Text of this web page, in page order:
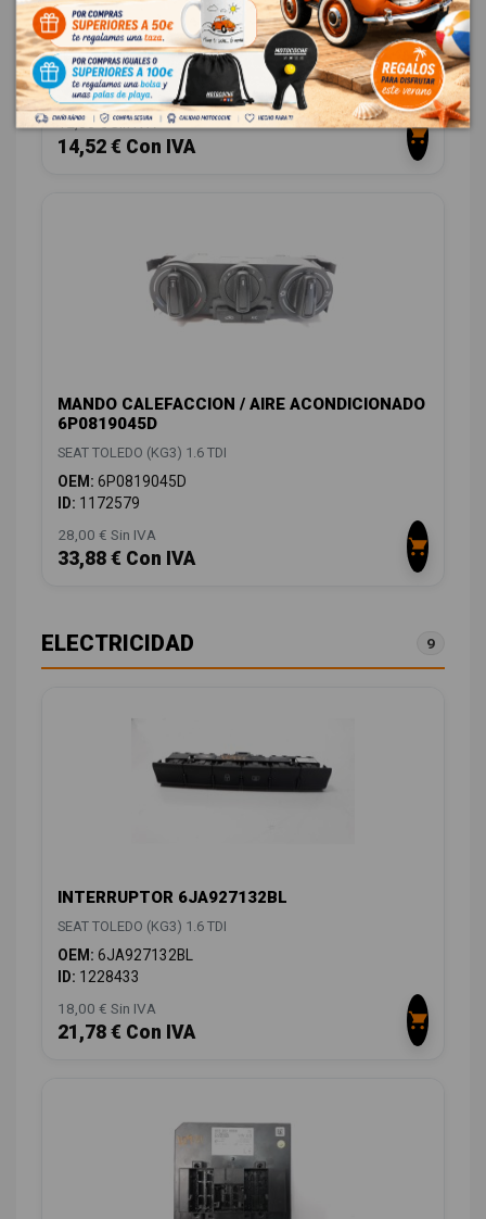
RESISTENCIA CALEFACCION 6Q0959263A
SEAT TOLEDO (KG3) 1.6 TDI
OEM:6Q0959263A
ID:1172554
12,00 € Sin IVA
14,52 € Con IVA
MANDO CALEFACCION / AIRE ACONDICIONADO
6P0819045D
SEAT TOLEDO (KG3) 1.6 TDI
OEM: 6P0819045D
ID: 1172579
28,00 € Sin IVA
33,88 € Con IVA
ELECTRICIDAD 9
INTERRUPTOR 6JA927132BL
SEAT TOLEDO (KG3) 1.6 TDI
OEM: 6JA927132BL
ID: 1228433
18,00 € Sin IVA
21,78 € Con IVA